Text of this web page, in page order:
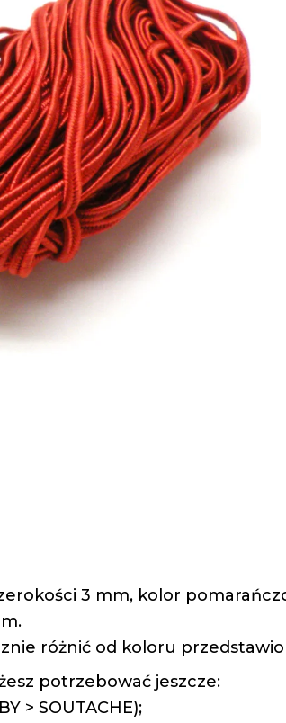
3 mm, kolor
różnić od koloru
potrzebować jeszcze:
> SOUTACHE);